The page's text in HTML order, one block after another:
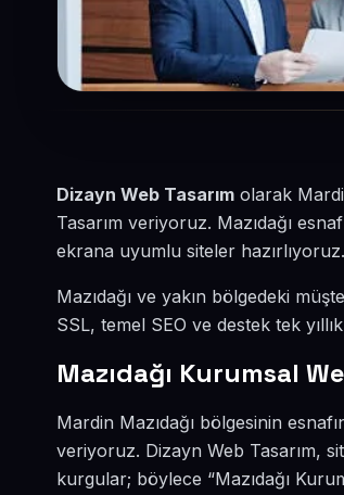
Dizayn Web Tasarım olarak
Tasarım veriyoruz. Mazıdağı
ekrana uyumlu siteler hazırlıyoruz.
Mazıdağı ve yakın bölgedeki
SSL, temel SEO ve destek tek
Mazıdağı Kurumsal
Mardin Mazıdağı bölgesinin
veriyoruz. Dizayn Web Tasarım,
kurgular; böylece “Mazıdağı